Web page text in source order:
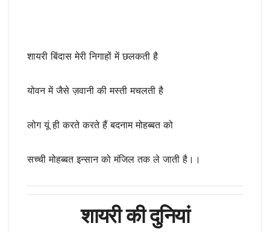
शायरी बिंदास मेरी निगाहों में छलकती है
योवन में जैसे ज़वानी की मस्ती मचलती है
लोग यूं ही करते करते हैं बदनाम मोहब्बत को
सच्ची मोहब्बत इन्सान को मंजिल तक ले जाती है।।
शायरी की दुनियां